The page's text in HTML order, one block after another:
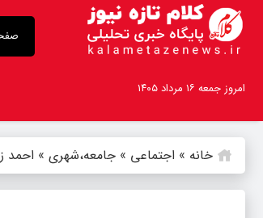
امروز جمعه ۱۶ مرداد ۱۴۰۵
خانه » اجتماعی » جامعه،شهری » احمد